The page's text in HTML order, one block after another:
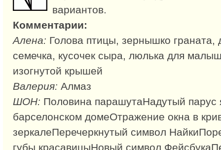
вариантов.
Комментарии:
Алена: Голова птицы, зернышко граната,
семечка, кусочек сыра, люлька для
изогнутой крышей
Валерия: Алмаз
ШОН: Половина парашутаНадутый парус
барселонском домеОтражение окна в
зеркалеПеречеркнутый символ
губы красавицыНовый символ